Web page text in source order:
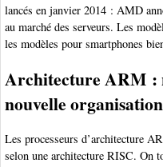
lancés en janvier 2014 : AMD
au marché des serveurs. Les
les modèles pour smartphones
Architecture ARM :
nouvelle
Les processeurs d’architecture
selon une architecture RISC. On